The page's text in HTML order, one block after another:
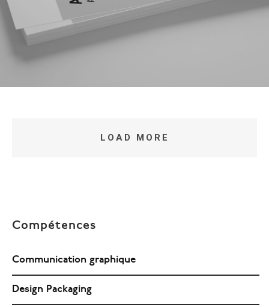
LOAD MORE
Compétences
Communication graphique
Design Packaging